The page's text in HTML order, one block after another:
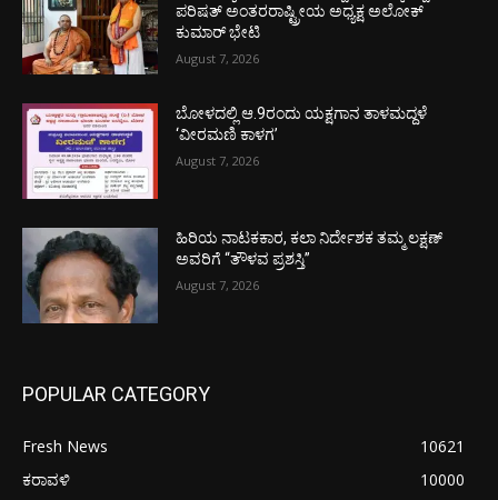
ಪರಿಷತ್ ಅಂತರರಾಷ್ಟ್ರೀಯ ಅಧ್ಯಕ್ಷ ಅಲೋಕ್
ಕುಮಾರ್ ಭೇಟಿ
August 7, 2026
ಬೋಳದಲ್ಲಿ ಆ.9ರಂದು ಯಕ್ಷಗಾನ ತಾಳಮದ್ದಳೆ
‘ವೀರಮಣಿ ಕಾಳಗ’
August 7, 2026
ಹಿರಿಯ ನಾಟಕಕಾರ, ಕಲಾ ನಿರ್ದೇಶಕ ತಮ್ಮ ಲಕ್ಷಣ್
ಅವರಿಗೆ “ತೌಳವ ಪ್ರಶಸ್ತಿ”
August 7, 2026
POPULAR CATEGORY
Fresh News
10621
ಕರಾವಳಿ
10000